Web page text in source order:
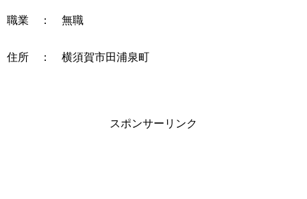
職業 ： 無職
住所 ： 横須賀市田浦泉町
スポンサーリンク